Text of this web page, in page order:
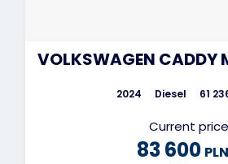
VOLKSWAGEN CADDY
2024 Diesel 61
Current price
83 600 PLN